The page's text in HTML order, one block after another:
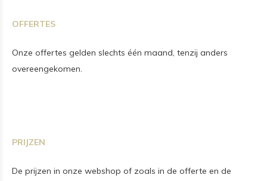
OFFERTES
Onze offertes gelden slechts één maand, tenzij anders
overeengekomen.
PRIJZEN
De prijzen in onze webshop of zoals in de offerte en de